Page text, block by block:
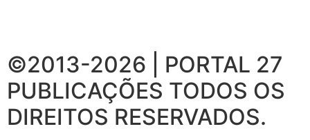
©2013-2026 | PORTAL 27
PUBLICAÇÕES TODOS OS
DIREITOS RESERVADOS.